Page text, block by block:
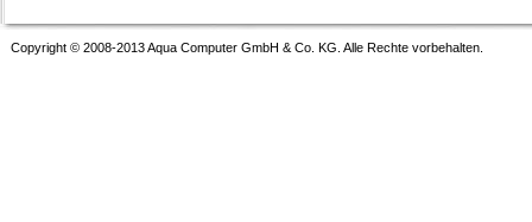
Copyright © 2008-2013 Aqua Computer GmbH & Co. KG. Alle Rechte vorbehalten.